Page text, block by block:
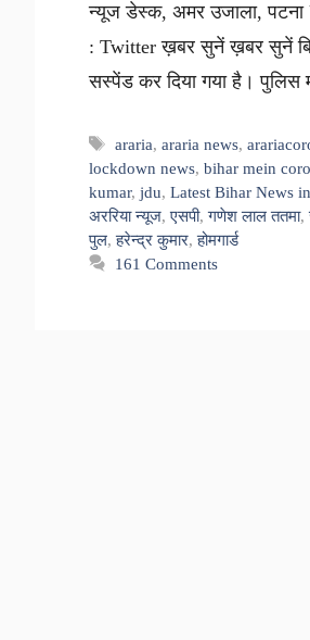
न्यूज डेस्क, अमर उजाला, पटना
: Twitter ख़बर सुनें ख़बर सुनें
सस्पेंड कर दिया गया है। पुलिस
Tags
araria,araria news,
lockdown news, bihar mein
kumar, jdu, Latest Bihar News
अररिया न्यूज,एसपी,गणेश लाल ततमा,
पुल,हरेन्द्र कुमार,होमगार्ड
161 Comments